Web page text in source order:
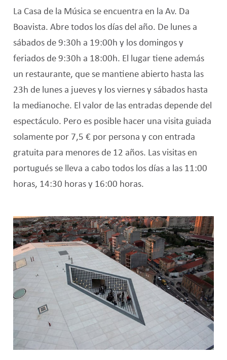
La Casa de la Música se encuentra en la Av. Da
Boavista. Abre todos los días del año. De lunes a
sábados de 9:30h a 19:00h y los domingos y
feriados de 9:30h a 18:00h. El lugar tiene además
un restaurante, que se mantiene abierto hasta las
23h de lunes a jueves y los viernes y sábados hasta
la medianoche. El valor de las entradas depende del
espectáculo. Pero es posible hacer una visita guiada
solamente por 7,5 € por persona y con entrada
gratuita para menores de 12 años. Las visitas en
portugués se lleva a cabo todos los días a las 11:00
horas, 14:30 horas y 16:00 horas.